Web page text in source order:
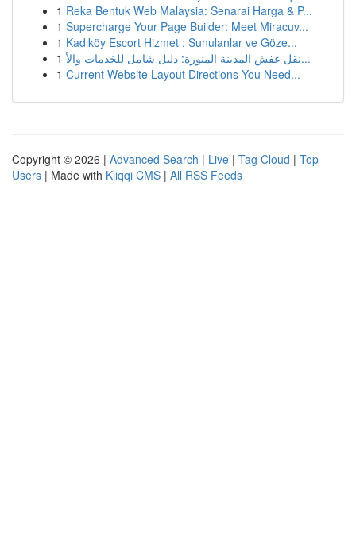
1 Reka Bentuk Web Malaysia: Senarai Harga & P...
1 Supercharge Your Page Builder: Meet Miracuv...
1 Kadıköy Escort Hizmet : Sunulanlar ve Göze...
1
نقل عفش المدينة المنورة: دليل شامل للخدمات والأ...
1 Current Website Layout Directions You Need...
Copyright © 2026 | Advanced Search | Live | Tag Cloud | Top
Users | Made with Kliqqi CMS | All RSS Feeds